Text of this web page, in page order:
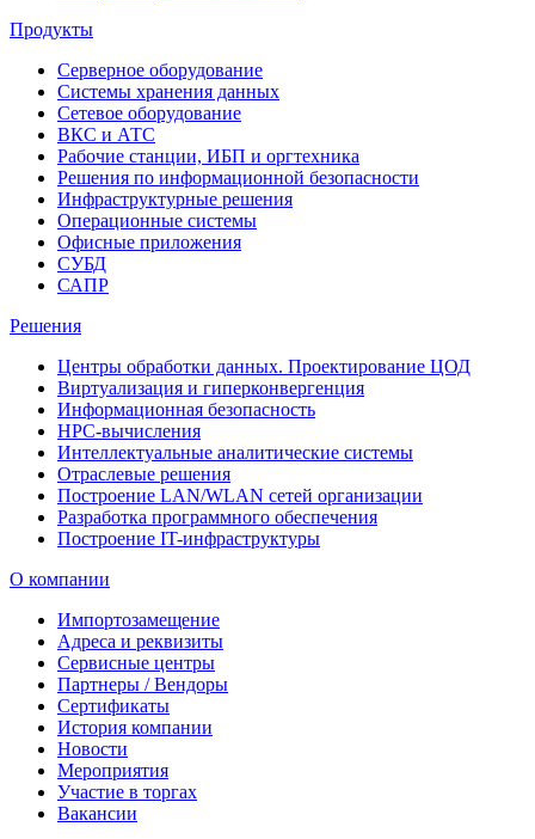
Продукты
Серверное оборудование
Системы хранения данных
Сетевое оборудование
ВКС и АТС
Рабочие станции, ИБП и оргтехника
Решения по информационной безопасности
Инфраструктурные решения
Операционные системы
Офисные приложения
СУБД
САПР
Решения
Центры обработки данных. Проектирование ЦОД
Виртуализация и гиперконвергенция
Информационная безопасность
HPC-вычисления
Интеллектуальные аналитические системы
Отраслевые решения
Построение LAN/WLAN сетей организации
Разработка программного обеспечения
Построение IT-инфраструктуры
О компании
Импортозамещение
Адреса и реквизиты
Сервисные центры
Партнеры / Вендоры
Сертификаты
История компании
Новости
Мероприятия
Участие в торгах
Вакансии